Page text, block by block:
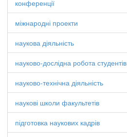
конференції
міжнародні проекти
наукова діяльність
науково-дослідна робота студентів
науково-технічна діяльність
наукові школи факультетів
підготовка наукових кадрів